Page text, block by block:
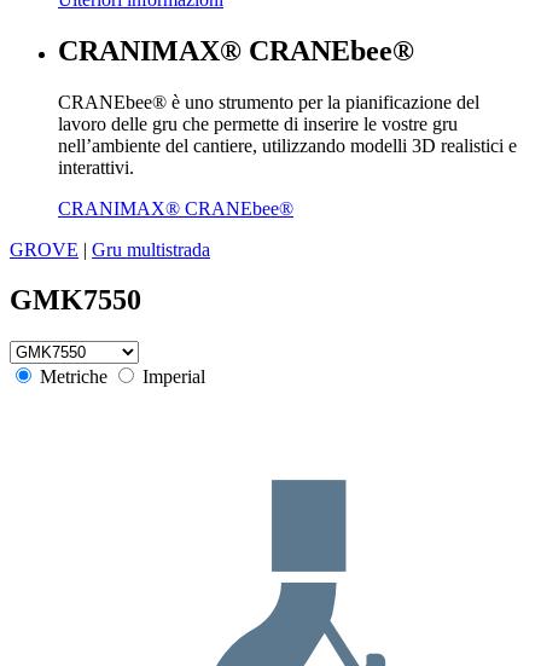
CRANIMAX® CRANEbee®
CRANEbee® è uno strumento per la pianificazione del
lavoro delle gru che permette di inserire le vostre gru
nell’ambiente del cantiere, utilizzando modelli 3D realistici e
interattivi.
CRANIMAX® CRANEbee®
GROVE | Gru multistrada
GMK7550
Metriche Imperial